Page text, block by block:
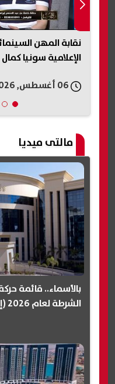
نقابة المهن
الإعلامية سونيا كمال
مالتى ميديا
بالأسماء.. قائمة
الشرطة لعام 2026 (إنفوجراف)